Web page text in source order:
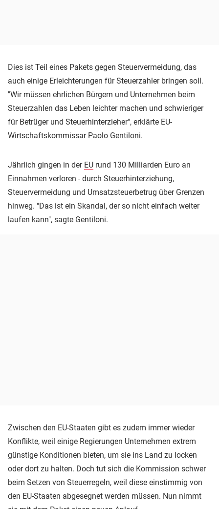
Dies ist Teil eines Pakets gegen Steuervermeidung, das
auch einige Erleichterungen für Steuerzahler bringen soll.
"Wir müssen ehrlichen Bürgern und Unternehmen beim
Steuerzahlen das Leben leichter machen und schwieriger
für Betrüger und Steuerhinterzieher", erklärte EU-
Wirtschaftskommissar Paolo Gentiloni.
Jährlich gingen in der EU rund 130 Milliarden Euro an
Einnahmen verloren - durch Steuerhinterziehung,
Steuervermeidung und Umsatzsteuerbetrug über Grenzen
hinweg. "Das ist ein Skandal, der so nicht einfach weiter
laufen kann", sagte Gentiloni.
Zwischen den EU-Staaten gibt es zudem immer wieder
Konflikte, weil einige Regierungen Unternehmen extrem
günstige Konditionen bieten, um sie ins Land zu locken
oder dort zu halten. Doch tut sich die Kommission schwer
beim Setzen von Steuerregeln, weil diese einstimmig von
den EU-Staaten abgesegnet werden müssen. Nun nimmt